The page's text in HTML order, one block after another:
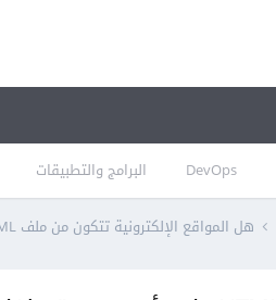
DevOps البرامج والتطبيقات
هل المواقع الإلكترونية تتكون من ملف HTML واحد أم من عدة ملفات؟